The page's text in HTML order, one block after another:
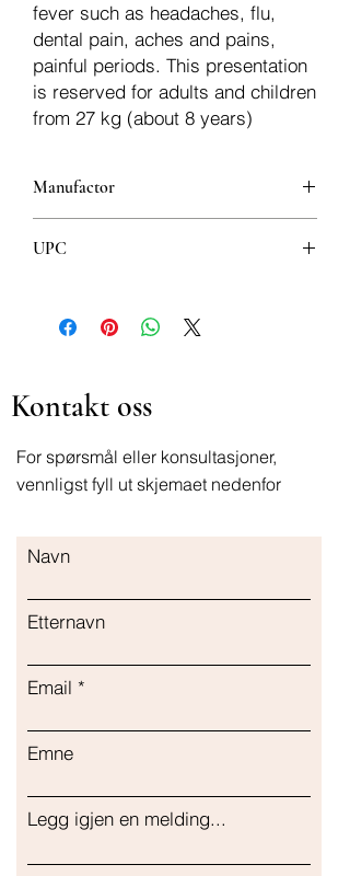
fever such as headaches, flu,
dental pain, aches and pains,
painful periods. This presentation
is reserved for adults and children
from 27 kg (about 8 years)
Manufactor
UPC
Kontakt oss
For spørsmål eller konsultasjoner,
vennligst fyll ut skjemaet nedenfor
Navn
Etternavn
Email
Emne
Legg igjen en melding...